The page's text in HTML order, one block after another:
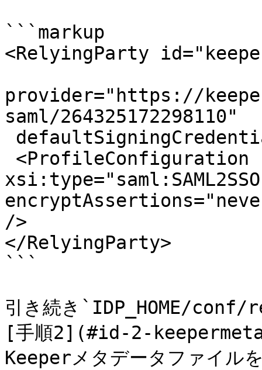
```markup
<RelyingParty
provider="https://
saml/264325172298110"
/>
</RelyingParty>
```
引き続き`IDP_HOME/
[手順2](#id-2-
Keeperメタデータファイル